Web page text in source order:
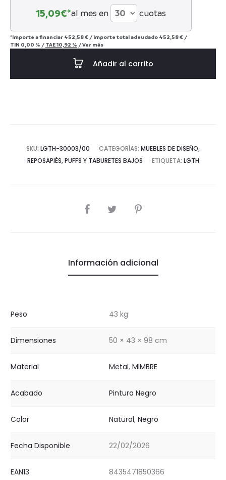
15,09€*al mes en cuotas
*Importe a financiar 452,58 € / Importe total adeudado 452,58 € /
TIN 0,00 % / TAE10,92 % /Ver más
Añadir al carrito
SKU: LGTH-30003/00 CATEGORÍAS: MUEBLES DE DISEÑO,
REPOSAPIÉS, PUFFS Y TABURETES BAJOS
ETIQUETA: LGTH
COMPARTIR
Información adicional
Peso 43 kg
Dimensiones 50 × 43 × 98 cm
Material Metal, MIMBRE
Acabado Pintura Negro
Color Natural, Negro
Fecha Disponible 22/02/2026
EAN13 8435471850366